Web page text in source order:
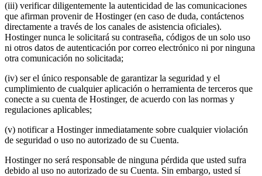
(iii) verificar diligentemente la autenticidad de las comunicaciones
que afirman provenir de Hostinger (en caso de duda, contáctenos
directamente a través de los canales de asistencia oficiales).
Hostinger nunca le solicitará su contraseña, códigos de un solo uso
ni otros datos de autenticación por correo electrónico ni por ninguna
otra comunicación no solicitada;
(iv) ser el único responsable de garantizar la seguridad y el
cumplimiento de cualquier aplicación o herramienta de terceros que
conecte a su cuenta de Hostinger, de acuerdo con las normas y
regulaciones aplicables;
(v) ​​notificar a Hostinger inmediatamente sobre cualquier violación
de seguridad o uso no autorizado de su Cuenta.
Hostinger no será responsable de ninguna pérdida que usted sufra
debido al uso no autorizado de su Cuenta. Sin embargo, usted sí